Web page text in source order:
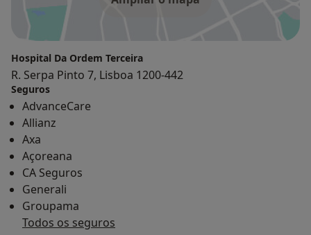
Hospital Da Ordem Terceira
R. Serpa Pinto 7, Lisboa 1200-442
Seguros
AdvanceCare
Allianz
Axa
Açoreana
CA Seguros
Generali
Groupama
Todos os seguros